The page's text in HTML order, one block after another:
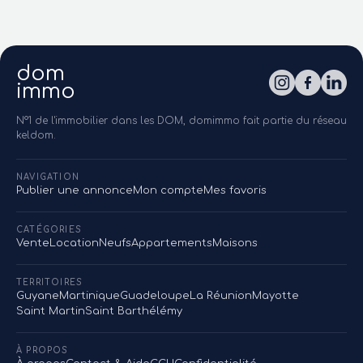
dom
immo
N°1 de l'immobilier dans les DOM, domimmo fait partie du réseau
keldom.
NAVIGATION
Publier une annonceMon compteMes favoris
CATÉGORIES
Vente LocationNeufsAppartementsMaisons
TERRITOIRES
GuyaneMartiniqueGuadeloupe La RéunionMayotte
Saint MartinSaint Barthélémy
À PROPOS